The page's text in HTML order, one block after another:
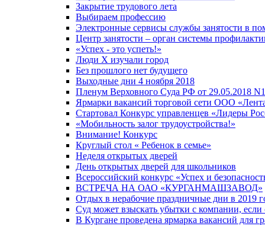
Закрытие трудового лета
Выбираем профессию
Электронные сервисы службы занятости в
Центр занятости – орган системы
«Успех - это успеть!»
Люди X изучали город
Без прошлого нет будущего
Выходные дни 4 ноября 2018
Пленум Верховного Суда РФ от 29.05.2018
Ярмарки вакансий торговой сети ООО
Стартовал Конкурс управленцев «Лидеры
«Мобильность залог трудоустройства!»
Внимание! Конкурс
Круглый стол « Ребенок в семье»
Неделя открытых дверей
День открытых дверей для школьников
Всероссийский конкурс «Успех и
ВСТРЕЧА НА ОАО «КУРГАНМАШЗАВОД»
Отдых в нерабочие праздничные дни в 2019
Суд может взыскать убытки с компании, если
В Кургане проведена ярмарка вакансий для